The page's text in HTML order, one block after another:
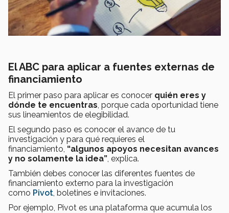
El ABC para aplicar a fuentes externas de
financiamiento
El primer paso para aplicar es conocer quién eres y
dónde te encuentras, porque cada oportunidad tiene
sus lineamientos de elegibilidad.
El segundo paso es conocer el avance de tu
investigación y para qué requieres el
financiamiento, “algunos apoyos necesitan avances
y no solamente la idea”, explica.
También debes conocer las diferentes fuentes de
financiamiento externo para la investigación
como Pivot, boletines e invitaciones.
Por ejemplo, Pivot es una plataforma que acumula los